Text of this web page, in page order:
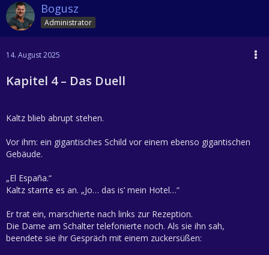
Bogusz
Administrator
14. August 2025
Kapitel 4 – Das Duell
Kaltz blieb abrupt stehen.
Vor ihm: ein gigantisches Schild vor einem ebenso gigantischen
Gebäude.
„El España.“
Kaltz starrte es an. „Jo… das is’ mein Hotel…“
Er trat ein, marschierte nach links zur Rezeption.
Die Dame am Schalter telefonierte noch. Als sie ihn sah,
beendete sie ihr Gespräch mit einem zuckersüßen: